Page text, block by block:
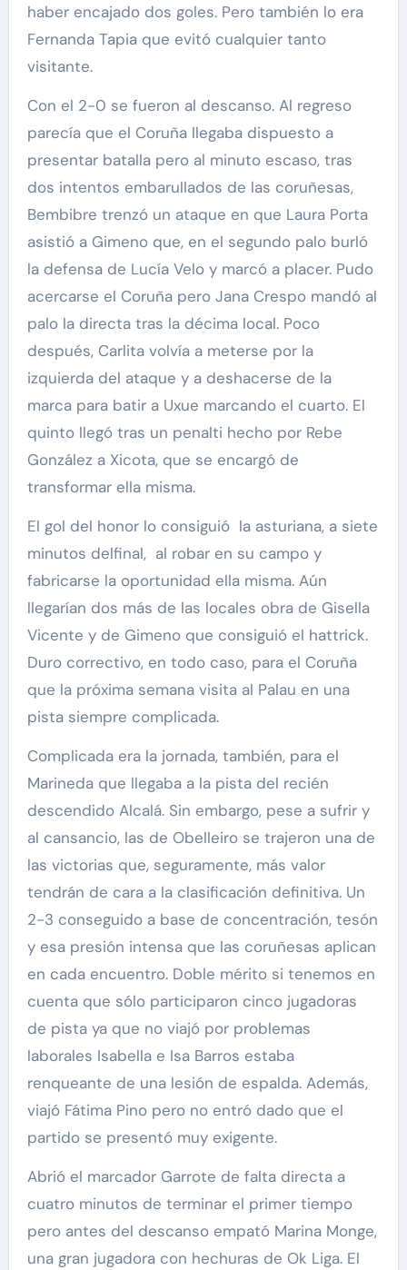
haber encajado dos goles. Pero también lo era
Fernanda Tapia que evitó cualquier tanto
visitante.
Con el 2-0 se fueron al descanso. Al regreso
parecía que el Coruña llegaba dispuesto a
presentar batalla pero al minuto escaso, tras
dos intentos embarullados de las coruñesas,
Bembibre trenzó un ataque en que Laura Porta
asistió a Gimeno que, en el segundo palo burló
la defensa de Lucía Velo y marcó a placer. Pudo
acercarse el Coruña pero Jana Crespo mandó al
palo la directa tras la décima local. Poco
después, Carlita volvía a meterse por la
izquierda del ataque y a deshacerse de la
marca para batir a Uxue marcando el cuarto. El
quinto llegó tras un penalti hecho por Rebe
González a Xicota, que se encargó de
transformar ella misma.
El gol del honor lo consiguió la asturiana, a siete
minutos delfinal, al robar en su campo y
fabricarse la oportunidad ella misma. Aún
llegarían dos más de las locales obra de Gisella
Vicente y de Gimeno que consiguió el hattrick.
Duro correctivo, en todo caso, para el Coruña
que la próxima semana visita al Palau en una
pista siempre complicada.
Complicada era la jornada, también, para el
Marineda que llegaba a la pista del recién
descendido Alcalá. Sin embargo, pese a sufrir y
al cansancio, las de Obelleiro se trajeron una de
las victorias que, seguramente, más valor
tendrán de cara a la clasificación definitiva. Un
2-3 conseguido a base de concentración, tesón
y esa presión intensa que las coruñesas aplican
en cada encuentro. Doble mérito si tenemos en
cuenta que sólo participaron cinco jugadoras
de pista ya que no viajó por problemas
laborales Isabella e Isa Barros estaba
renqueante de una lesión de espalda. Además,
viajó Fátima Pino pero no entró dado que el
partido se presentó muy exigente.
Abrió el marcador Garrote de falta directa a
cuatro minutos de terminar el primer tiempo
pero antes del descanso empató Marina Monge,
una gran jugadora con hechuras de Ok Liga. El